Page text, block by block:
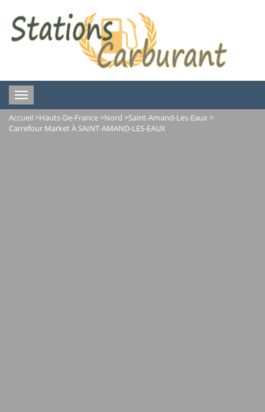
Toggle
navigation
Accueil >Hauts-De-France>Nord >Saint-Amand-Les-Eaux >
Carrefour Market À SAINT-AMAND-LES-EAUX